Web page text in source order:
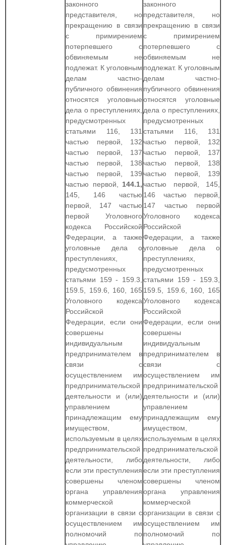
законного
представителя, но
прекращению в связи
с примирением
потерпевшего с
обвиняемым не
подлежат. К уголовным
делам частно-
публичного обвинения
относятся уголовные
дела о преступлениях,
предусмотренных
статьями 116, 131
частью первой, 132
частью первой, 137
частью первой, 138
частью первой, 139
частью первой, 144.1,
145, 146 частью
первой, 147 частью
первой Уголовного
кодекса Российской
Федерации, а также
уголовные дела о
преступлениях,
предусмотренных
статьями 159 - 159.3,
159.5, 159.6, 160, 165
Уголовного кодекса
Российской
Федерации, если они
совершены
индивидуальным
предпринимателем в
связи с
осуществлением им
предпринимательской
деятельности и (или)
управлением
принадлежащим ему
имуществом,
используемым в целях
предпринимательской
деятельности, либо
если эти преступления
совершены членом
органа управления
коммерческой
организации в связи с
осуществлением им
полномочий по
законного
представителя, но
прекращению в связи
с примирением
потерпевшего с
обвиняемым не
подлежат. К уголовным
делам частно-
публичного обвинения
относятся уголовные
дела о преступлениях,
предусмотренных
статьями 116, 131
частью первой, 132
частью первой, 137
частью первой, 138
частью первой, 139
частью первой, 145,
146 частью первой,
147 частью первой
Уголовного кодекса
Российской
Федерации, а также
уголовные дела о
преступлениях,
предусмотренных
статьями 159 - 159.3,
159.5, 159.6, 160, 165
Уголовного кодекса
Российской
Федерации, если они
совершены
индивидуальным
предпринимателем в
связи с
осуществлением им
предпринимательской
деятельности и (или)
управлением
принадлежащим ему
имуществом,
используемым в целях
предпринимательской
деятельности, либо
если эти преступления
совершены членом
органа управления
коммерческой
организации в связи с
осуществлением им
полномочий по